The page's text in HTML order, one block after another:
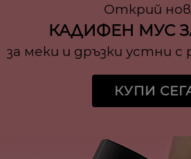
Открий
КАДИФЕН МУС
за меки и дръзки устни с
КУПИ